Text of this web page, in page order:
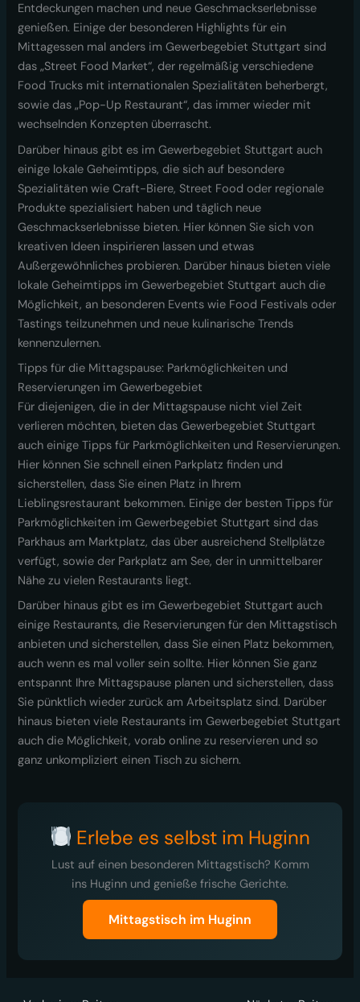
Entdeckungen machen und neue Geschmackserlebnisse
genießen. Einige der besonderen Highlights für ein
Mittagessen mal anders im Gewerbegebiet Stuttgart sind
das „Street Food Market“, der regelmäßig verschiedene
Food Trucks mit internationalen Spezialitäten beherbergt,
sowie das „Pop-Up Restaurant“, das immer wieder mit
wechselnden Konzepten überrascht.
Darüber hinaus gibt es im Gewerbegebiet Stuttgart auch
einige lokale Geheimtipps, die sich auf besondere
Spezialitäten wie Craft-Biere, Street Food oder regionale
Produkte spezialisiert haben und täglich neue
Geschmackserlebnisse bieten. Hier können Sie sich von
kreativen Ideen inspirieren lassen und etwas
Außergewöhnliches probieren. Darüber hinaus bieten viele
lokale Geheimtipps im Gewerbegebiet Stuttgart auch die
Möglichkeit, an besonderen Events wie Food Festivals oder
Tastings teilzunehmen und neue kulinarische Trends
kennenzulernen.
Tipps für die Mittagspause: Parkmöglichkeiten und
Reservierungen im Gewerbegebiet
Für diejenigen, die in der Mittagspause nicht viel Zeit
verlieren möchten, bieten das Gewerbegebiet Stuttgart
auch einige Tipps für Parkmöglichkeiten und Reservierungen.
Hier können Sie schnell einen Parkplatz finden und
sicherstellen, dass Sie einen Platz in Ihrem
Lieblingsrestaurant bekommen. Einige der besten Tipps für
Parkmöglichkeiten im Gewerbegebiet Stuttgart sind das
Parkhaus am Marktplatz, das über ausreichend Stellplätze
verfügt, sowie der Parkplatz am See, der in unmittelbarer
Nähe zu vielen Restaurants liegt.
Darüber hinaus gibt es im Gewerbegebiet Stuttgart auch
einige Restaurants, die Reservierungen für den Mittagstisch
anbieten und sicherstellen, dass Sie einen Platz bekommen,
auch wenn es mal voller sein sollte. Hier können Sie ganz
entspannt Ihre Mittagspause planen und sicherstellen, dass
Sie pünktlich wieder zurück am Arbeitsplatz sind. Darüber
hinaus bieten viele Restaurants im Gewerbegebiet Stuttgart
auch die Möglichkeit, vorab online zu reservieren und so
ganz unkompliziert einen Tisch zu sichern.
Erlebe es selbst im Huginn
Lust auf einen besonderen Mittagstisch? Komm
ins Huginn und genieße frische Gerichte.
Mittagstisch im Huginn